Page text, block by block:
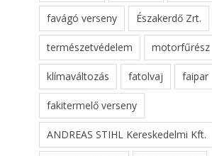
favágó verseny Északerdő Zrt.
természetvédelem motorfűrész
klímaváltozás fatolvaj faipar
fakitermelő verseny
ANDREAS STIHL Kereskedelmi Kft.